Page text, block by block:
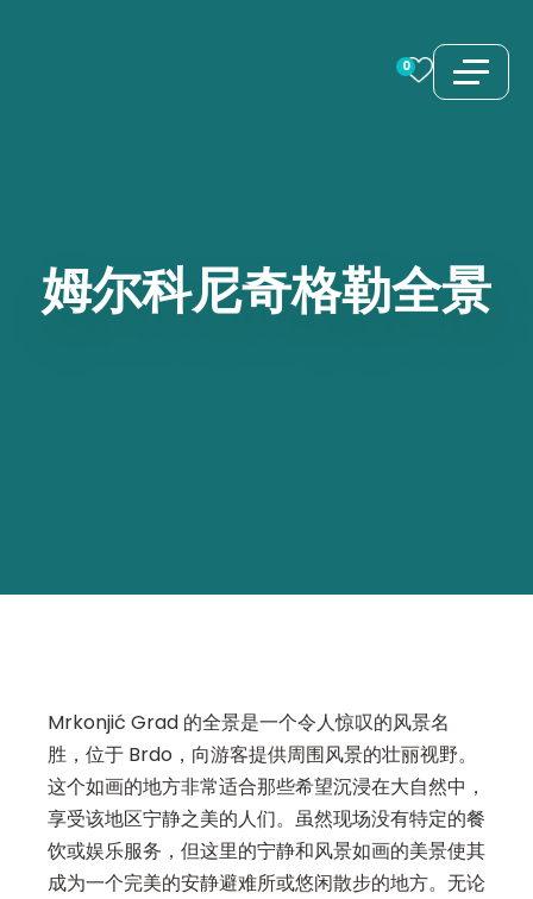
0
姆尔科尼奇格勒全景
Mrkonjić Grad 的全景是一个令人惊叹的风景名
胜，位于 Brdo，向游客提供周围风景的壮丽视野。
这个如画的地方非常适合那些希望沉浸在大自然中，
享受该地区宁静之美的人们。虽然现场没有特定的餐
饮或娱乐服务，但这里的宁静和风景如画的美景使其
成为一个完美的安静避难所或悠闲散步的地方。无论